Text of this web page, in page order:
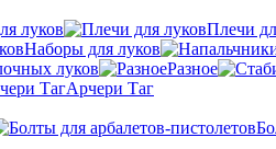
луков
Плечи
Наборы для луков
луков
Разное
Арчери Таг